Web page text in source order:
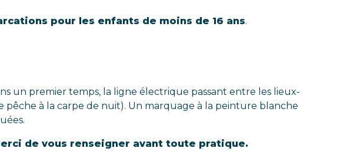
pour les enfants de moins de 16 ans.
un premier temps, la ligne électrique passant entre les lieux-
pêche à la carpe de nuit). Un marquage à la peinture blanche
de vous renseigner avant toute pratique.